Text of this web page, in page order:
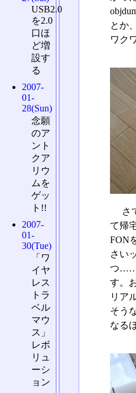
とか
ワク
さ
て帰
FON
さい
つ……
す。
リア
そう
なる
USB2.0
を2.0
口ほ
ど増
設す
る
2007-
01-
28(Sun)
念願
のア
ント
クア
リウ
ムを
ゲッ
ト!!
2007-
01-
30(Tue)
「ワ
イヤ
レス
トラ
ベル
マウ
ス」
レボ
リュ
ーシ
ョン